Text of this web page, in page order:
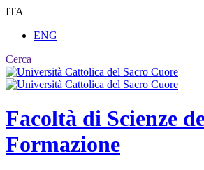
ITA
ENG
Cerca
Facoltà di Scienze
Formazione